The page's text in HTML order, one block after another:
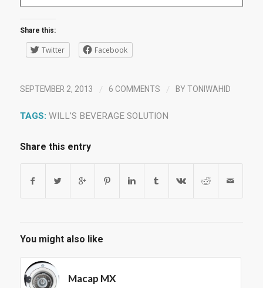
Share this:
Twitter Facebook
SEPTEMBER 2, 2013 / 6 COMMENTS / BY TONIWAHID
TAGS: WILL’S BEVERAGE SOLUTION
Share this entry
You might also like
Macap MX